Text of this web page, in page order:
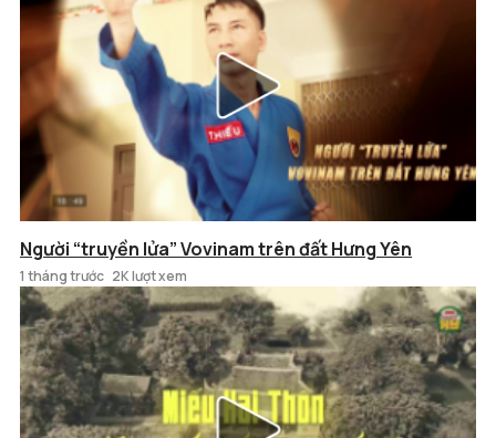
Người “truyền lửa” Vovinam trên đất Hưng Yên
1 tháng trước 2K lượt xem